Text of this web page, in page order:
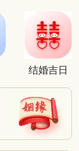
结婚吉日